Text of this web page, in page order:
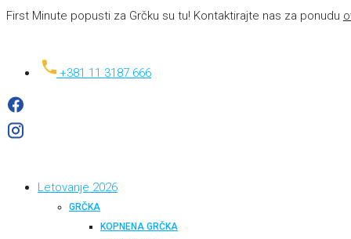
First Minute popusti za Grčku su tu! Kontaktirajte nas za ponudu
+381 11 3187 666
Letovanje 2026
GRČKA
KOPNENA GRČKA